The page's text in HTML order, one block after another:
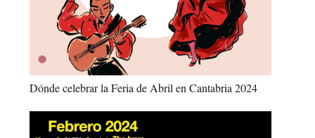
Dónde celebrar la Feria de Abril en Cantabria 2024